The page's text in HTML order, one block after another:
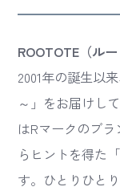
ROOTOTE（ル
2001年の誕生以
～」をお届けし
はRマークのブ
らヒントを得た
す。ひとりひと